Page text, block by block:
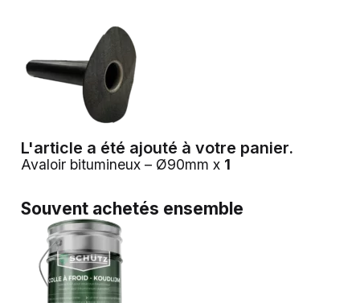
L'article a été ajouté à votre panier.
Avaloir bitumineux – Ø90mm x 1
Souvent achetés ensemble